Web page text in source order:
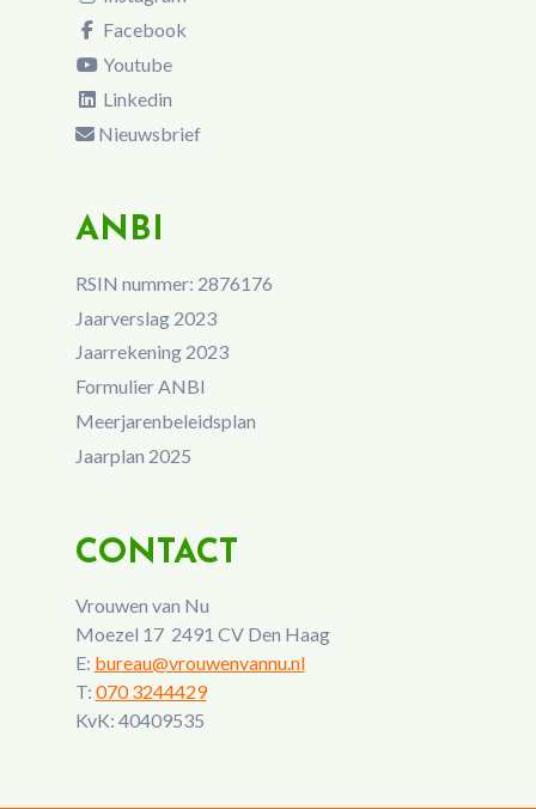
Facebook
Youtube
Linkedin
Nieuwsbrief
ANBI
RSIN nummer: 2876176
Jaarverslag 2023
Jaarrekening 2023
Formulier ANBI
Meerjarenbeleidsplan
Jaarplan 2025
CONTACT
Vrouwen van Nu
Moezel 17 2491 CV Den Haag
E: bureau@vrouwenvannu.nl
T: 070 3244429
KvK: 40409535